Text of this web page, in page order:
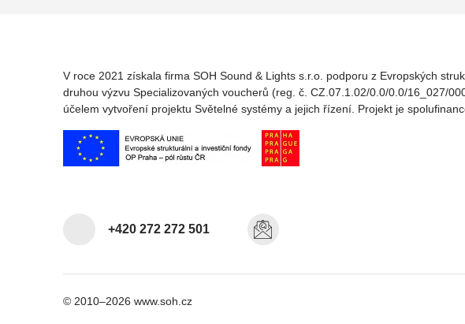
V roce 2021 získala firma SOH Sound & Lights s.r.o. podporu z Evropských
druhou výzvu Specializovaných voucherů (reg. č. CZ.07.1.02/0.0/0.0/16_027/
účelem vytvoření projektu Světelné systémy a jejich řízení. Projekt je
+420 272 272 501
© 2010–2026 www.soh.cz